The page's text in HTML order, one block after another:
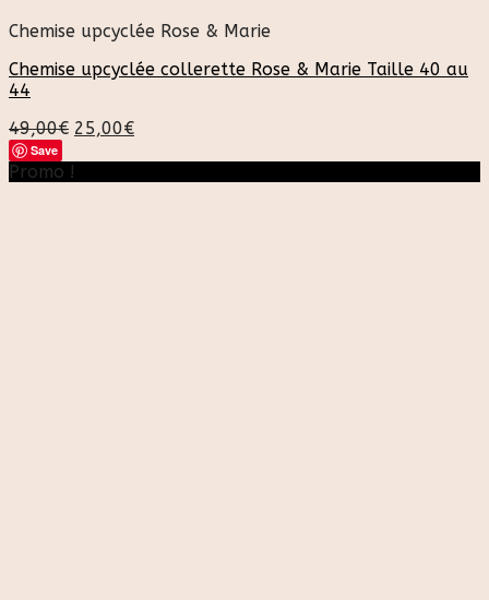
Chemise upcyclée Rose & Marie
Chemise upcyclée collerette Rose & Marie Taille 40 au
44
49,00€ 25,00€
Save
Promo !